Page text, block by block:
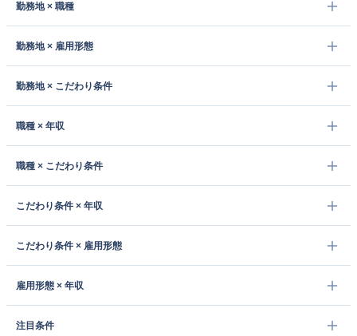
勤務地 × 職種
勤務地 × 雇用形態
勤務地 × こだわり条件
職種 × 年収
職種 × こだわり条件
こだわり条件 × 年収
こだわり条件 × 雇用形態
雇用形態 × 年収
注目条件